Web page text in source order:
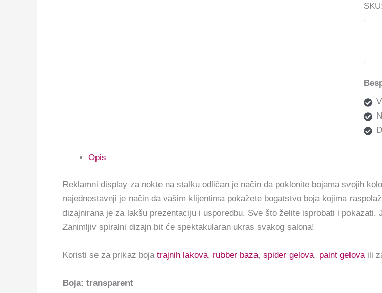
SKU:
Opis
Reklamni display za nokte na stalku odličan je način da poklonite bojama svojih
najednostavnji je način da vašim klijentima pokažete bogatstvo boja kojima
dizajnirana je za lakšu prezentaciju i usporedbu. Sve što želite isprobati i pokazati.
Zanimljiv spiralni dizajn bit će spektakularan ukras svakog salona!
Koristi se za prikaz boja trajnih lakova, rubber baza, spider gelova, paint gelovaili
Boja: transparent